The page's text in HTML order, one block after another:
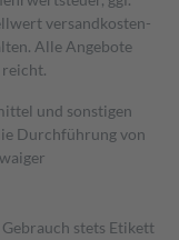
versand­kosten­
Alle Angebote
und sonstigen
Durchführung von
stets Etikett